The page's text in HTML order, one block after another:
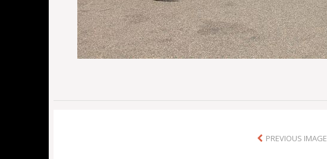
PREVIOUS IMAGE